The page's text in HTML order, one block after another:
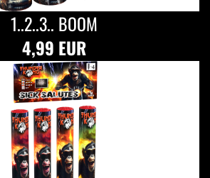
1..2..3.. BOOM
4,99 EUR